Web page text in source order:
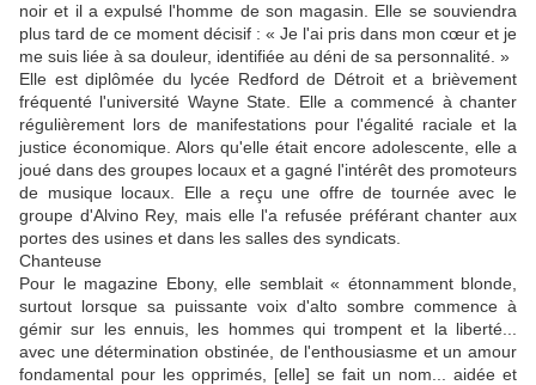
noir et il a expulsé l'homme de son magasin. Elle se souviendra
plus tard de ce moment décisif : « Je l'ai pris dans mon cœur et je
me suis liée à sa douleur, identifiée au déni de sa personnalité. »
Elle est diplômée du lycée Redford de Détroit et a brièvement
fréquenté l'université Wayne State. Elle a commencé à chanter
régulièrement lors de manifestations pour l'égalité raciale et la
justice économique. Alors qu'elle était encore adolescente, elle a
joué dans des groupes locaux et a gagné l'intérêt des promoteurs
de musique locaux. Elle a reçu une offre de tournée avec le
groupe d'Alvino Rey, mais elle l'a refusée préférant chanter aux
portes des usines et dans les salles des syndicats.
Chanteuse
Pour le magazine Ebony, elle semblait « étonnamment blonde,
surtout lorsque sa puissante voix d'alto sombre commence à
gémir sur les ennuis, les hommes qui trompent et la liberté...
avec une détermination obstinée, de l'enthousiasme et un amour
fondamental pour les opprimés, [elle] se fait un nom... aidée et